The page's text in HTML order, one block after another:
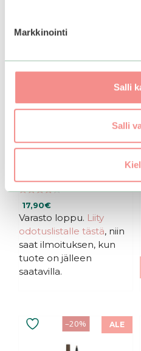
Markkinointi
Salli
Salli
5:stä
17,90€
Varasto loppu. Liity
odotuslistalle tästä, niin
saat ilmoituksen, kun
tuote on jälleen
saatavilla.
ALE
–20%
Tällä
tuotteella